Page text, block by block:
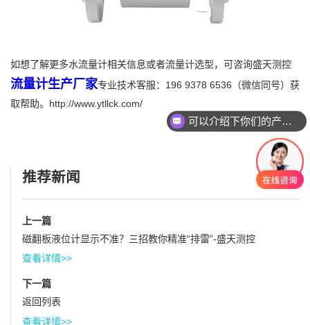
如想了解更多水流量计相关信息或者流量计选型，可咨询盛天测控
流量计生产厂家专业技术客服：196 9378 6536（微信同号）获
取帮助。http://www.ytllck.com/
推荐新闻
上一篇
磁翻板液位计显示不准？三招教你精准“排雷”-盛天测控
查看详情>>
下一篇
返回列表
查看详情>>
可以介绍下你们的产品么
你们是怎么收费的呢